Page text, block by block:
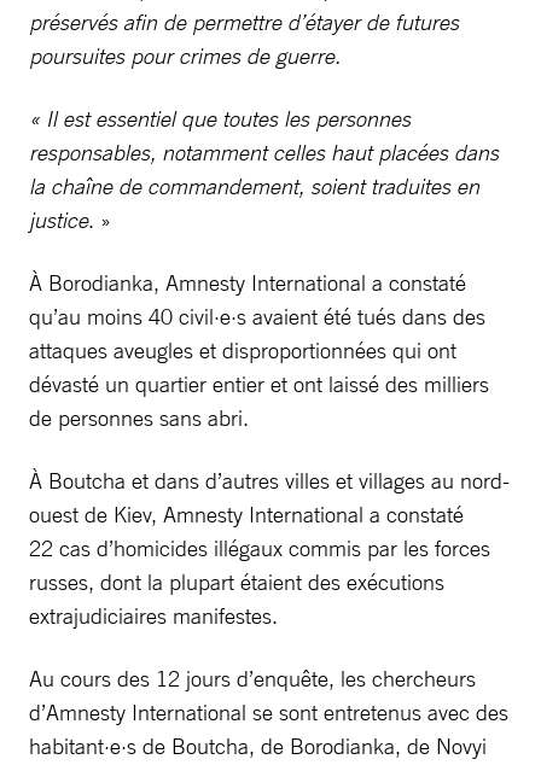
préservés afin de permettre d’étayer de futures
poursuites pour crimes de guerre.
« Il est essentiel que toutes les personnes
responsables, notamment celles haut placées dans
la chaîne de commandement, soient traduites en
justice. »
À Borodianka, Amnesty International a constaté
qu’au moins 40 civil·e·s avaient été tués dans des
attaques aveugles et disproportionnées qui ont
dévasté un quartier entier et ont laissé des milliers
de personnes sans abri.
À Boutcha et dans d’autres villes et villages au nord-
ouest de Kiev, Amnesty International a constaté
22 cas d’homicides illégaux commis par les forces
russes, dont la plupart étaient des exécutions
extrajudiciaires manifestes.
Au cours des 12 jours d’enquête, les chercheurs
d’Amnesty International se sont entretenus avec des
habitant·e·s de Boutcha, de Borodianka, de Novyi